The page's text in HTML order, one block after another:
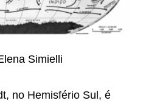
Simielli
no Hemisfério Sul, é